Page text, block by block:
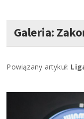
Galeria:
Powiązany artykuł: